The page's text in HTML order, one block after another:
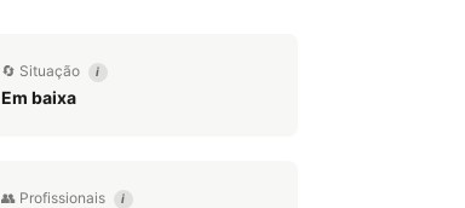
🔄 Situação i
Em baixa
👥 Profissionais i